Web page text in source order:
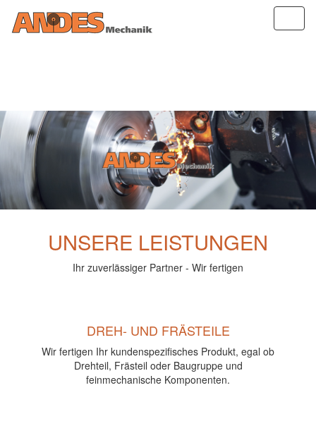
UNSERE LEISTUNGEN
Ihr zuverlässiger Partner - Wir fertigen
DREH- UND FRÄSTEILE
Wir fertigen Ihr kundenspezifisches Produkt, egal ob
Drehteil, Frästeil oder Baugruppe und
feinmechanische Komponenten.